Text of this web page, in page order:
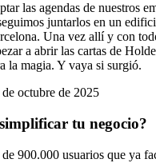
las agendas de nuestros
juntarlos en un
Una vez allí y con
a abrir las cartas de
la magia. Y vaya si surgió.
de octubre de 2025
tu negocio?
900.000 usuarios que ya